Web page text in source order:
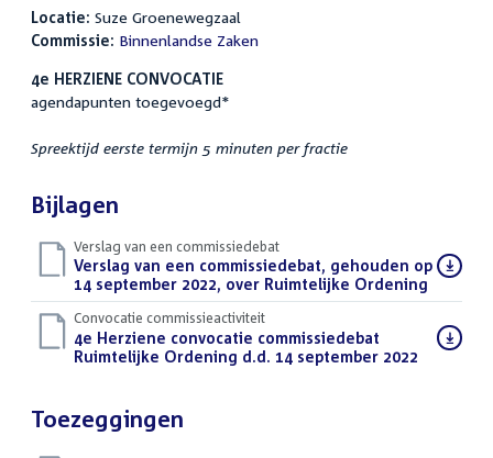
Locatie: Suze Groenewegzaal
Commissie: Binnenlandse Zaken
4e HERZIENE CONVOCATIE
agendapunten toegevoegd*
Spreektijd eerste termijn 5 minuten per fractie
Bijlagen
Verslag van een commissiedebat
Download
bestand:
Verslag van een commissiedebat, gehouden op
14 september 2022, over Ruimtelijke Ordening (PDF)
Convocatie commissieactiviteit
Download
bestand:
4e Herziene convocatie commissiedebat
Ruimtelijke Ordening d.d. 14 september 2022 (PDF)
Toezeggingen